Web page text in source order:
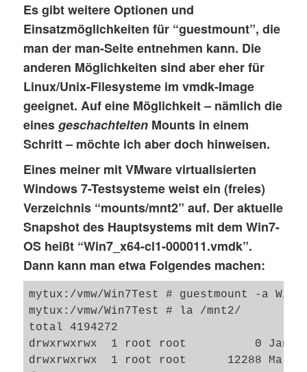
Es gibt weitere Optionen und
Einsatzmöglichkeiten für “guestmount”, die
man der man-Seite entnehmen kann. Die
anderen Möglichkeiten sind aber eher für
Linux/Unix-Filesysteme im vmdk-Image
geeignet. Auf eine Möglichkeit – nämlich die
einesgeschachtelten Mounts in einem
Schritt – möchte ich aber doch hinweisen.
Eines meiner mit VMware virtualisierten
Windows 7-Testsysteme weist ein (freies)
Verzeichnis “mounts/mnt2” auf. Der aktuelle
Snapshot des Hauptsystems mit dem Win7-
OS heißt “Win7_x64-cl1-000011.vmdk”.
Dann kann man etwa Folgendes machen:
mytux:/vmw/Win7Test # guestmount -a
mytux:/vmw/Win7Test # la /mnt2/
total 4194272
drwxrwxrwx  1 root root          0 Jan 25
drwxrwxrwx  1 root root      12288 Mar